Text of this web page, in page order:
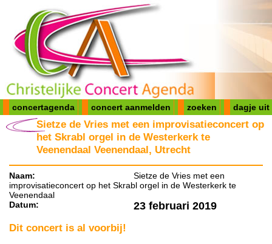
concertagenda concert aanmelden zoeken dagje uit
Sietze de Vries met een improvisatieconcert op
het Skrabl orgel in de Westerkerk te
Veenendaal Veenendaal, Utrecht
Naam:
Sietze de Vries met een
improvisatieconcert op het Skrabl orgel in de Westerkerk te
Veenendaal
Datum:
23 februari 2019
Dit concert is al voorbij!